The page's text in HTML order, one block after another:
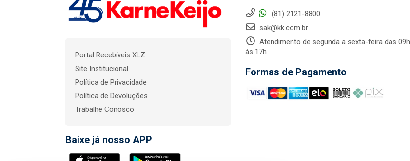
Portal Recebíveis XLZ
Site Institucional
Política de Privacidade
Política de Devoluções
Trabalhe Conosco
Baixe já nosso APP
(81) 2121-8800
sak@kk.com.br
Atendimento de segunda a sexta-feira das 09h
às 17h
Formas de Pagamento